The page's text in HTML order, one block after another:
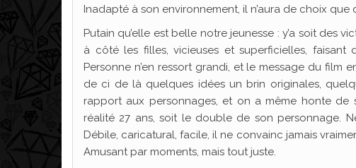
Inadapté à son environnement, il n’aura de choix que
Putain qu’elle est belle notre jeunesse : y’a soit des
à côté les filles, vicieuses et superficielles,
Personne n’en ressort grandi, et le message du
de ci de là quelques idées un brin originales,
rapport aux personnages, et on a même honte de
réalité 27 ans, soit le double de son personnage.
Débile, caricatural, facile, il ne convainc jamais
Amusant par moments, mais tout juste.